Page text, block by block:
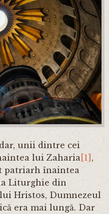
unii dintre cei
lui Zaharia [1] ,
patriarh înaintea
Liturghie din
Hristos, Dumnezeul
era mai lungă. Dar